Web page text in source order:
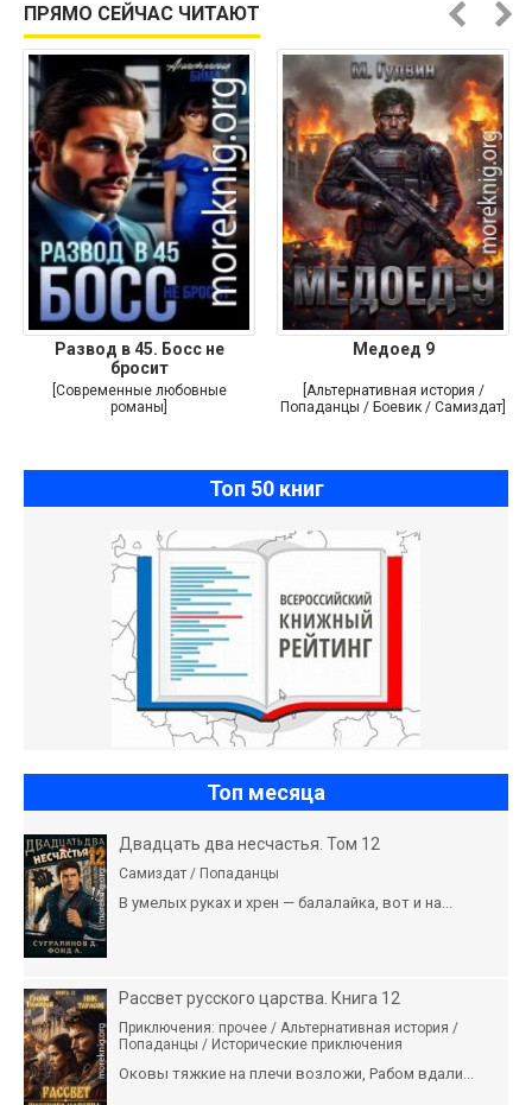
ПРЯМО СЕЙЧАС ЧИТАЮТ
Развод в 45. Босс не
бросит
[Современные любовные
романы]
Медоед 9
[Альтернативная история /
Попаданцы / Боевик / Самиздат]
Топ 50 книг
Топ месяца
Двадцать два несчастья. Том 12
Самиздат / Попаданцы
В умелых руках и хрен — балалайка, вот и на...
Рассвет русского царства. Книга 12
Приключения: прочее / Альтернативная история /
Попаданцы / Исторические приключения
Оковы тяжкие на плечи возложи, Рабом вдали...